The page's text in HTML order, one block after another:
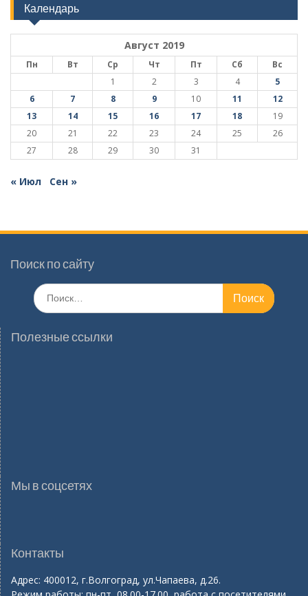
Календарь
Август 2019
Пн Вт Ср Чт Пт Сб
Вс
1
2 3 4
5
6
7 8 9 10 11
12
13
14 15 16 17 18
19
20
21 22 23 24 25
26
27
28 29 30 31
« Июл Сен »
Поиск по сайту
Поиск
по:
Полезные ссылки
Мы в соцсетях
Контакты
Адрес: 400012, г.Волгоград, ул.Чапаева, д.26.